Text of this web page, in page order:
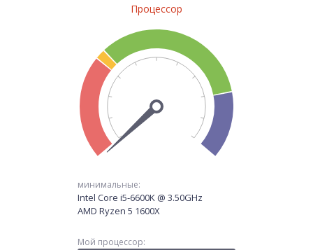
Процессор
минимальные:
Intel Core i5-6600K @ 3.50GHz
AMD Ryzen 5 1600X
Мой процессор: